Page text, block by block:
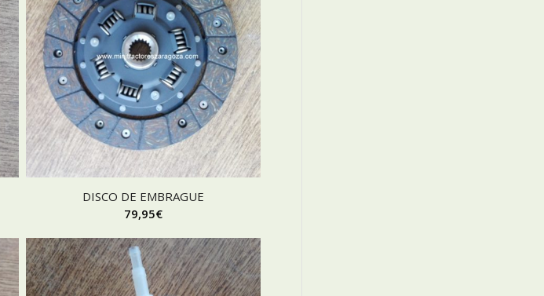
DISCO DE EMBRAGUE
79,95€